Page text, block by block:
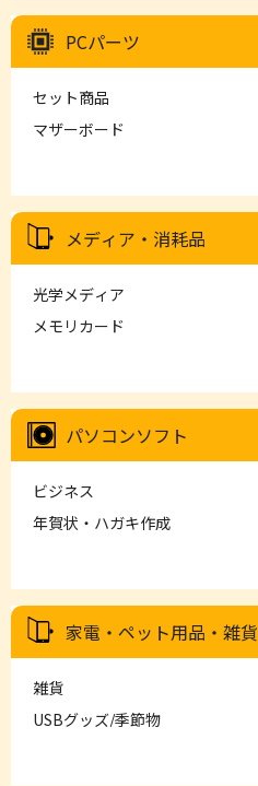
PCパーツ
セット商品
マザーボード
メディア・消耗品
光学メディア
メモリカード
パソコンソフト
ビジネス
年賀状・ハガキ作成
家電・ペット用品・雑貨
雑貨
USBグッズ/季節物